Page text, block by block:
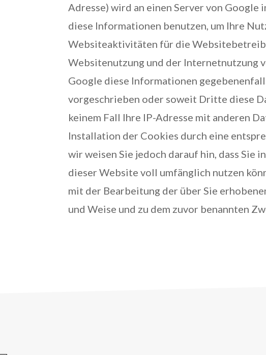
Adresse) wird an einen Server von
diese Informationen benutzen, um Ihre
Websiteaktivitäten für die
Websitenutzung und der Internetnutzung
Google diese Informationen
vorgeschrieben oder soweit Dritte diese
keinem Fall Ihre IP-Adresse mit anderen
Installation der Cookies durch eine
wir weisen Sie jedoch darauf hin, dass Sie
dieser Website voll umfänglich nutzen
mit der Bearbeitung der über Sie
und Weise und zu dem zuvor benannten